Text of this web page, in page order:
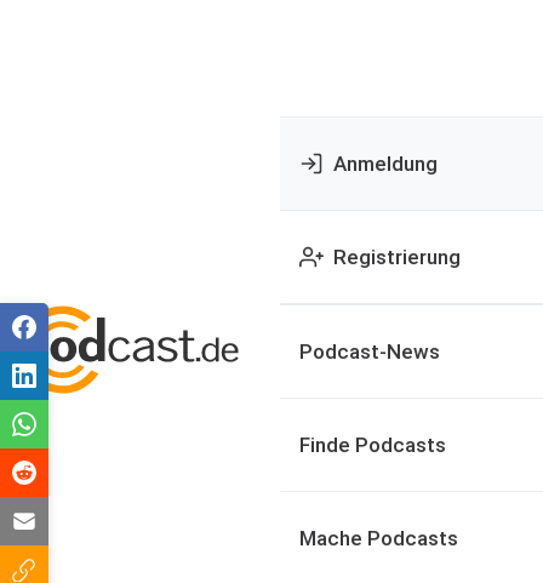
Anmeldung
Registrierung
Podcast-News
Finde Podcasts
Mache Podcasts